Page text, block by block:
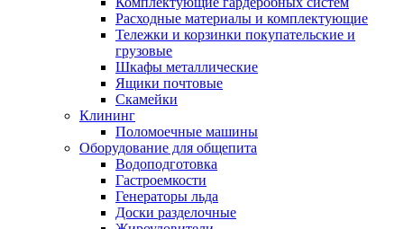
Расходные материалы и комплектующие
Тележки и корзинки покупательские и
грузовые
Шкафы металлические
Ящики почтовые
Скамейки
Клининг
Поломоечные машины
Оборудование для общепита
Водоподготовка
Гастроемкости
Генераторы льда
Доски разделочные